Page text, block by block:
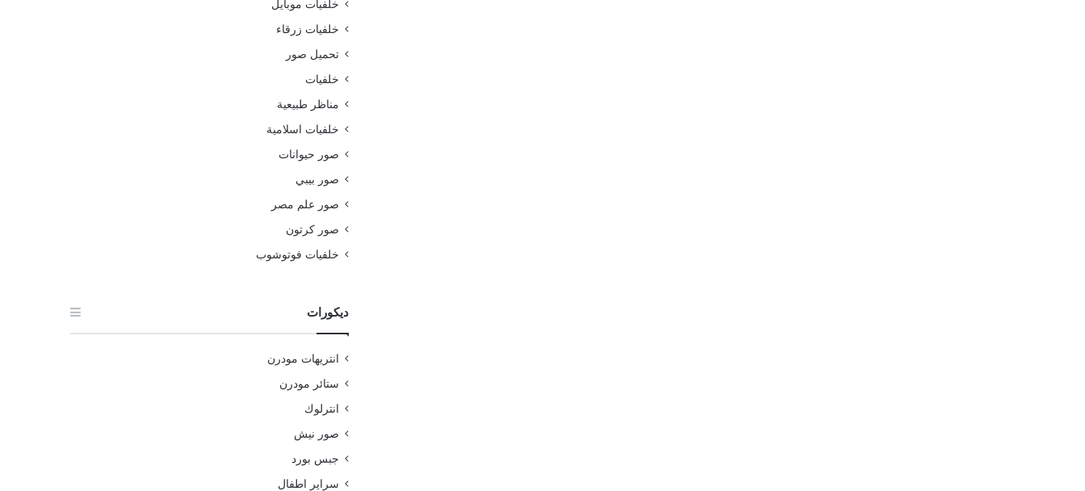
خلفيات موبايل
خلفيات زرقاء
تحميل صور
خلفيات
مناظر طبيعية
خلفيات اسلامية
صور حيوانات
صور بيبي
صور علم مصر
صور كرتون
خلفيات فوتوشوب
ديكورات
انتريهات مودرن
ستائر مودرن
انترلوك
صور نيش
جبس بورد
سراير اطفال